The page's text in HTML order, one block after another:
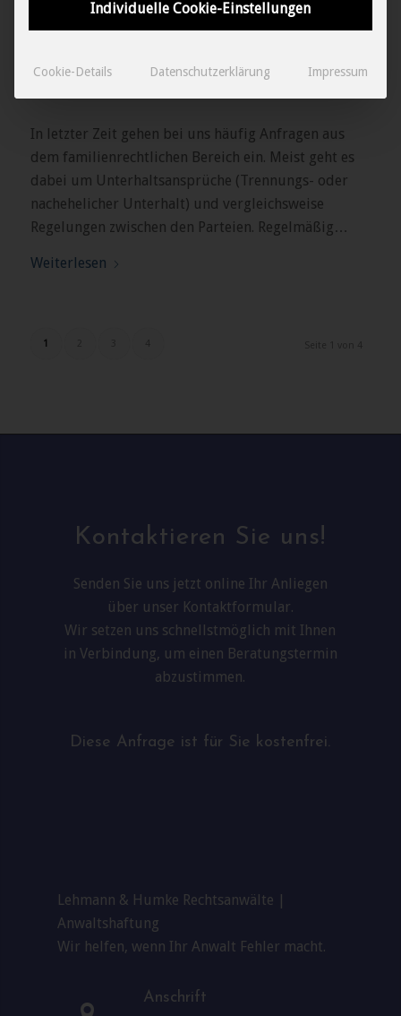
Anwaltshaftung beim
Unterhaltsvergleich
In letzter Zeit gehen bei uns häufig Anfragen aus
dem familienrechtlichen Bereich ein. Meist geht es
dabei um Unterhaltsansprüche (Trennungs- oder
nachehelicher Unterhalt) und vergleichsweise
Regelungen zwischen den Parteien. Regelmäßig…
Weiterlesen
1
Kontaktieren Sie uns!
Senden Sie uns jetzt online Ihr Anliegen
über unser Kontaktformular.
Wir setzen uns schnellstmöglich mit Ihnen
in Verbindung, um einen Beratungstermin
abzustimmen.
Diese Anfrage ist für Sie kostenfrei.
Lehmann & Humke Rechtsanwälte |
Anwaltshaftung
Wir helfen, wenn Ihr Anwalt Fehler macht.
Anschrift
Individuelle Cookie-Einstellungen
Cookie-Details Datenschutzerklärung Impressum